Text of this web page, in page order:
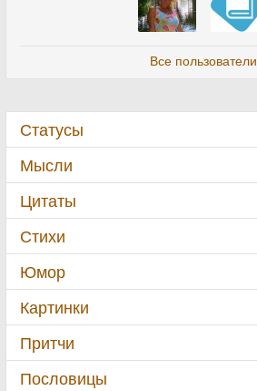
Все пользователи
Статусы
Мысли
Цитаты
Стихи
Юмор
Картинки
Притчи
Пословицы